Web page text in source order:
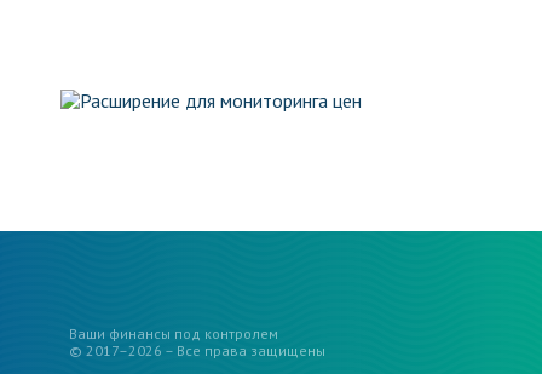
Ваши финансы под контролем
© 2017–2026 – Все права защищены